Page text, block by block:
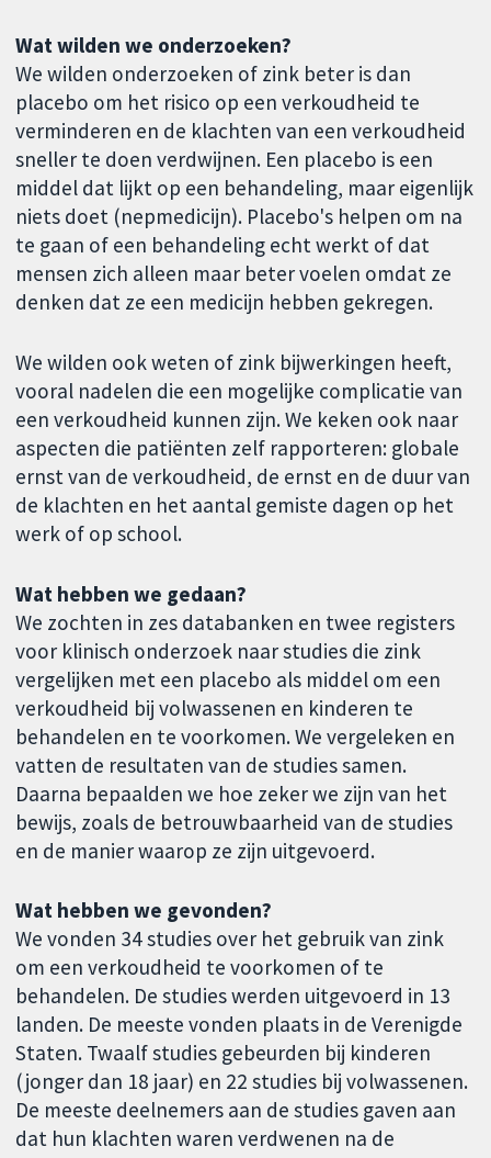
Wat wilden we onderzoeken?
We wilden onderzoeken of zink beter is dan
placebo om het risico op een verkoudheid te
verminderen en de klachten van een verkoudheid
sneller te doen verdwijnen. Een placebo is een
middel dat lijkt op een behandeling, maar eigenlijk
niets doet (nepmedicijn). Placebo's helpen om na
te gaan of een behandeling echt werkt of dat
mensen zich alleen maar beter voelen omdat ze
denken dat ze een medicijn hebben gekregen.
We wilden ook weten of zink bijwerkingen heeft,
vooral nadelen die een mogelijke complicatie van
een verkoudheid kunnen zijn. We keken ook naar
aspecten die patiënten zelf rapporteren: globale
ernst van de verkoudheid, de ernst en de duur van
de klachten en het aantal gemiste dagen op het
werk of op school.
Wat hebben we gedaan?
We zochten in zes databanken en twee registers
voor klinisch onderzoek naar studies die zink
vergelijken met een placebo als middel om een
verkoudheid bij volwassenen en kinderen te
behandelen en te voorkomen. We vergeleken en
vatten de resultaten van de studies samen.
Daarna bepaalden we hoe zeker we zijn van het
bewijs, zoals de betrouwbaarheid van de studies
en de manier waarop ze zijn uitgevoerd.
Wat hebben we gevonden?
We vonden 34 studies over het gebruik van zink
om een verkoudheid te voorkomen of te
behandelen. De studies werden uitgevoerd in 13
landen. De meeste vonden plaats in de Verenigde
Staten. Twaalf studies gebeurden bij kinderen
(jonger dan 18 jaar) en 22 studies bij volwassenen.
De meeste deelnemers aan de studies gaven aan
dat hun klachten waren verdwenen na de